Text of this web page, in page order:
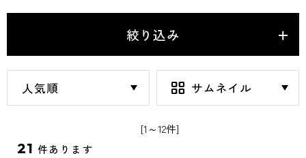
絞り込み
[1～12件]
21 件あります